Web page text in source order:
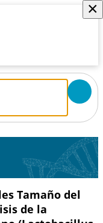
×
Tamaño del
de la